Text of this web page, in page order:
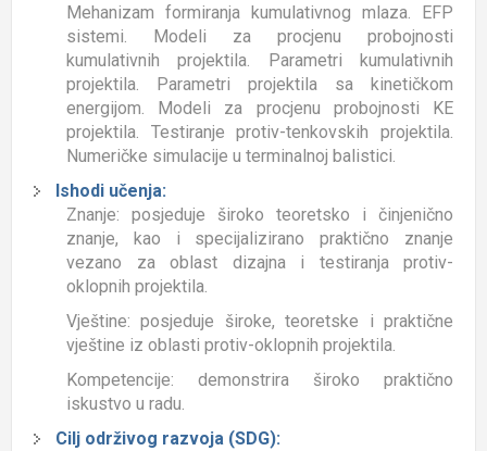
Mehanizam formiranja kumulativnog mlaza. EFP
sistemi. Modeli za procjenu probojnosti
kumulativnih projektila. Parametri kumulativnih
projektila. Parametri projektila sa kinetičkom
energijom. Modeli za procjenu probojnosti KE
projektila. Testiranje protiv-tenkovskih projektila.
Numeričke simulacije u terminalnoj balistici.
Ishodi učenja:
Znanje: posjeduje široko teoretsko i činjenično
znanje, kao i specijalizirano praktično znanje
vezano za oblast dizajna i testiranja protiv-
oklopnih projektila.
Vještine: posjeduje široke, teoretske i praktične
vještine iz oblasti protiv-oklopnih projektila.
Kompetencije: demonstrira široko praktično
iskustvo u radu.
Cilj održivog razvoja (SDG):